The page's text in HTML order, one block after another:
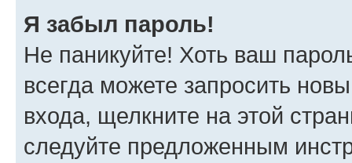
Я забыл пароль!
Не паникуйте! Хоть ваш
всегда можете запросить
входа, щелкните на этой
следуйте предложенным